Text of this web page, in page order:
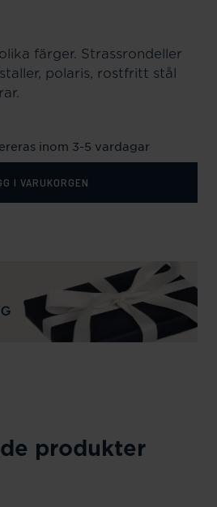
färger. Strassrondeller
polaris, rostfritt stål
inom 3-5 vardagar
I VARUKORGEN
produkter